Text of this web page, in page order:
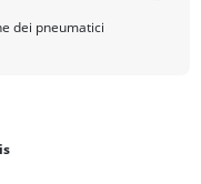
dei pneumatici